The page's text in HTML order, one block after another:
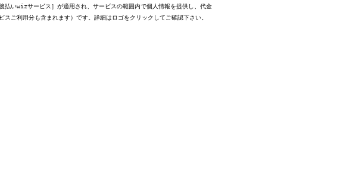
払いwizサービス］が適用され、サービスの範囲内で個人情報を提供し、代金
ご利用分も含まれます）です。 詳細はロゴをクリックしてご確認下さい。